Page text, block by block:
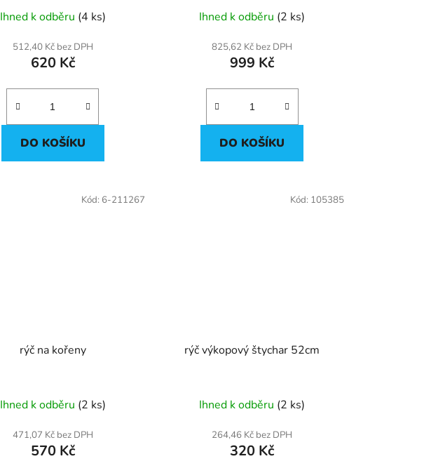
Ihned k odběru (4 ks)
512,40 Kč bez DPH
620 Kč
DO KOŠÍKU
Ihned k odběru (2 ks)
825,62 Kč bez DPH
999 Kč
DO KOŠÍKU
rýč na kořeny
Ihned k odběru (2 ks)
471,07 Kč bez DPH
570 Kč
Kód: 6-211267
rýč výkopový štychar 52cm
Ihned k odběru (2 ks)
264,46 Kč bez DPH
320 Kč
Kód: 105385